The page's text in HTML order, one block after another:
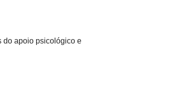
do apoio psicológico e